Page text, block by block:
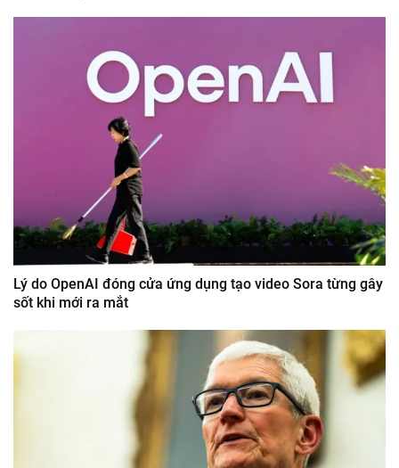
Lý do OpenAI đóng cửa ứng dụng tạo video Sora từng gây
sốt khi mới ra mắt